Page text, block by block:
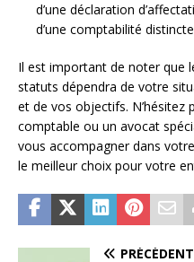
d’une déclaration
d’une comptabilité
Il est important de noter que
statuts dépendra de votre
et de vos objectifs. N’hésitez
comptable ou un avocat
vous accompagner dans
le meilleur choix pour votre
PRÉCÉDENT